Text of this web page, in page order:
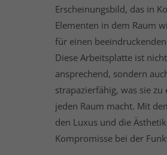
Erscheinungsbild, das in
Elementen in dem Raum
für einen
Diese Arbeitsplatte ist
ansprechend, sondern
strapazierfähig, was sie
jeden Raum macht. Mit
den Luxus und die
Kompromisse bei der